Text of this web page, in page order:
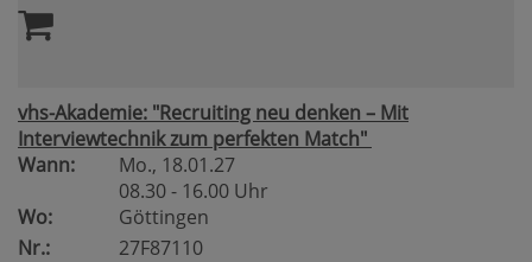
vhs-Akademie: "Recruiting neu denken – Mit
Interviewtechnik zum perfekten Match"
Wann:
Mo., 18.01.27
08.30 - 16.00 Uhr
Wo:
Göttingen
Nr.:
27F87110